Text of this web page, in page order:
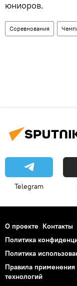
юниоров.
Соревнования
Telegram
О проекте Контакты
Политика
Политика
Правила
технологий